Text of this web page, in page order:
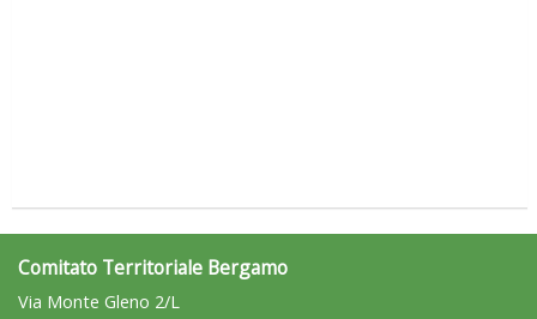
Comitato Territoriale Bergamo
Via Monte Gleno 2/L